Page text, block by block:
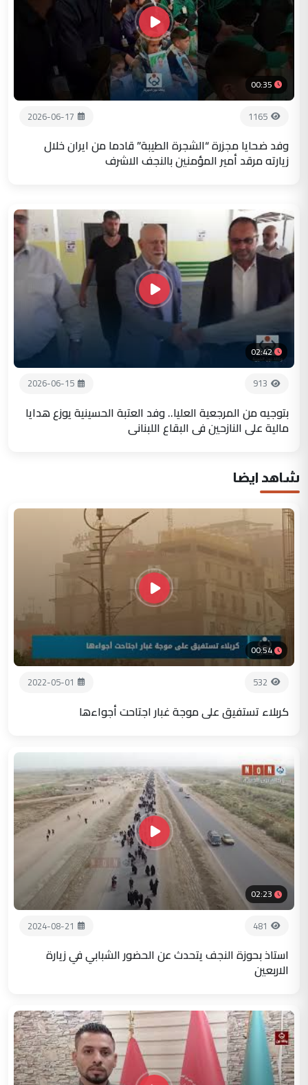
00:35
1165
2026-06-17
وفد ضحايا مجزرة “الشجرة الطيبة” قادما من ايران خلال
زيارته مرقد أمير المؤمنين بالنجف الاشرف
02:42
913
2026-06-15
بتوجيه من المرجعية العليا.. وفد العتبة الحسينية يوزع هدايا
مالية على النازحين في البقاع اللبناني
شاهد ايضا
00:54
532
2022-05-01
كربلاء تستفيق على موجة غبار اجتاحت أجواءها
02:23
481
2024-08-21
استاذ بحوزة النجف يتحدث عن الحضور الشبابي في زيارة
الاربعين